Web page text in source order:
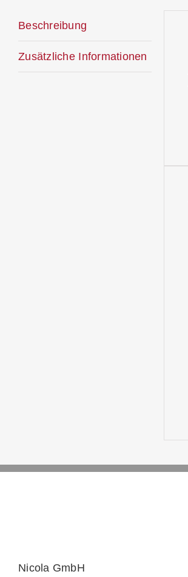
Beschreibung
Zusätzliche Informationen
Nicola GmbH